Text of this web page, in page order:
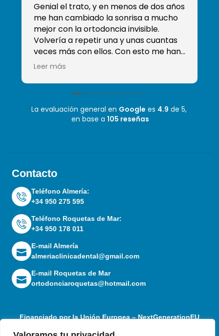
Contacto
Teléfono Almería:
+34 950 275 595
Teléfono Roquetas de Mar:
+34 950 178 011
E-mail Almería
almeriaclinicadental@gmail.com
E-mail Roquetas de Mar
ortodonciaroquetas@hotmail.com
Genial el trato, y en menos de dos años
me han cambiado la sonrisa a mucho
mejor con la ortodoncia invisible.
Volvería a repetir una y unas cuantas
veces más con ellos. Con esto me han
ganado y han conseguido que sea mi
tengo a Moha que es el mejor
odontólogo que he tenido! Mil gracias
Leer más
La evaluación general en Google es 4.9 de 5,
en base a 105 reseñas
Financiado por la Unión Europea – NextGenerationEU